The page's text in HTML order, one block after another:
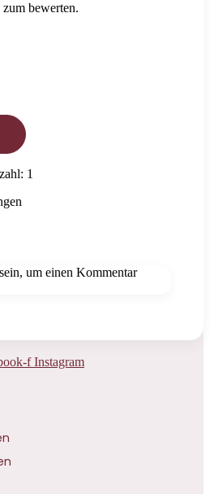
bewerten.
1
sein, um einen Kommentar
f Instagram